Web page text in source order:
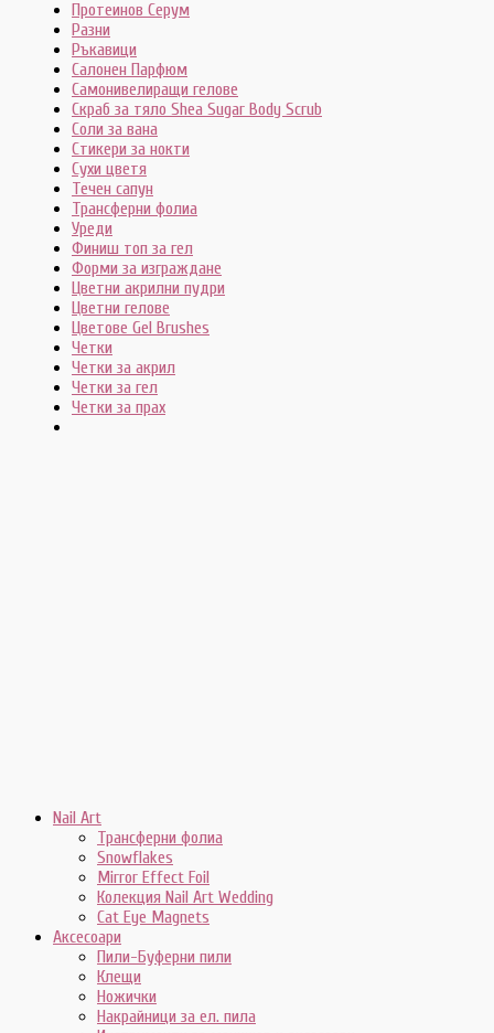
Nail Art
Трансферни фолиа
Snowflakes
Mirror Effect Foil
Колекция Nail Art Wedding
Cat Eye Magnets
Аксесоари
Пили-Буферни пили
Клещи
Ножички
Накрайници за ел. пила
Протеинов Серум
Разни
Ръкавици
Салонен Парфюм
Самонивелиращи гелове
Скраб за тяло Shea Sugar Body Scrub
Соли за вана
Стикери за нокти
Сухи цветя
Течен сапун
Трансферни фолиа
Уреди
Финиш топ за гел
Форми за изграждане
Цветни акрилни пудри
Цветни гелове
Цветове Gel Brushes
Четки
Четки за акрил
Четки за гел
Четки за прах